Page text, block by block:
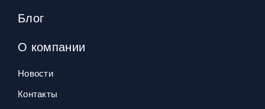
Блог
О компании
Новости
Контакты